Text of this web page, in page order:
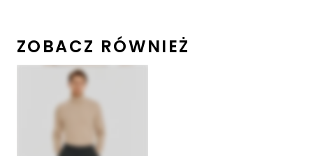
ZOBACZ RÓWNIEŻ